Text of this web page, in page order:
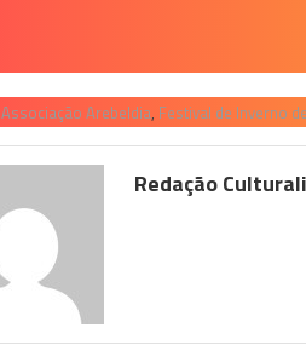
Associação Arebeldia, Festival de Inverno
Redação